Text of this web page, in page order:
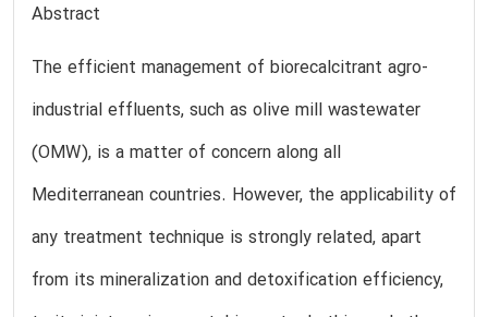
Abstract
The efficient management of biorecalcitrant agro-
industrial effluents, such as olive mill wastewater
(OMW), is a matter of concern along all
Mediterranean countries. However, the applicability of
any treatment technique is strongly related, apart
from its mineralization and detoxification efficiency,